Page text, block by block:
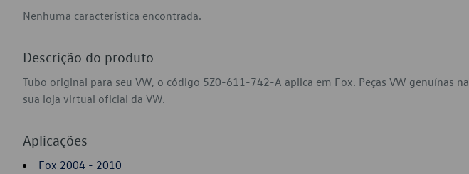
Nenhuma característica encontrada.
Descrição do produto
Tubo original para seu VW, o código 5Z0-611-742-A aplica em Fox. Peças VW genuínas na
sua loja virtual oficial da VW.
Aplicações
Fox 2004 - 2010